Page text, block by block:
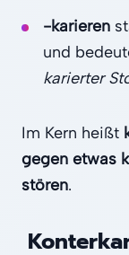
-karieren
und
karierter
Im Kern heißt
gegen etwas
stören.